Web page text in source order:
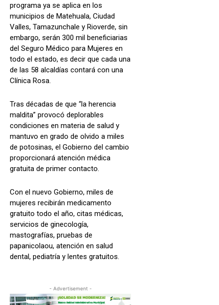
programa ya se aplica en los
municipios de Matehuala, Ciudad
Valles, Tamazunchale y Rioverde, sin
embargo, serán 300 mil beneficiarias
del Seguro Médico para Mujeres en
todo el estado, es decir que cada una
de las 58 alcaldías contará con una
Clínica Rosa.
Tras décadas de que “la herencia
maldita” provocó deplorables
condiciones en materia de salud y
mantuvo en grado de olvido a miles
de potosinas, el Gobierno del cambio
proporcionará atención médica
gratuita de primer contacto.
Con el nuevo Gobierno, miles de
mujeres recibirán medicamento
gratuito todo el año, citas médicas,
servicios de ginecología,
mastografías, pruebas de
papanicolaou, atención en salud
dental, pediatría y lentes gratuitos.
- Advertisement -